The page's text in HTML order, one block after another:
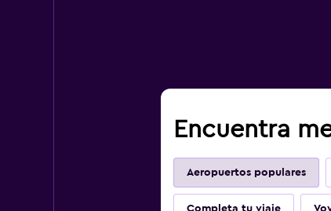
Encuentra
Aeropuertos populares
Completa tu viaje